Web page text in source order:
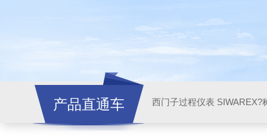
产品直通车 西门子过程仪表 SIWAREX?